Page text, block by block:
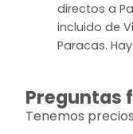
directos a
incluido de
Paracas.
Preguntas
Tenemos